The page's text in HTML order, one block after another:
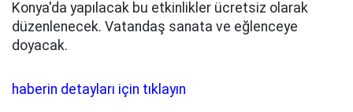
Konya'da yapılacak bu etkinlikler ücretsiz olarak
düzenlenecek. Vatandaş sanata ve eğlenceye
doyacak.
haberin detayları için tıklayın